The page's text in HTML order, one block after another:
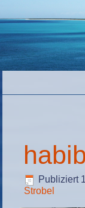
Publiziert
Strobel